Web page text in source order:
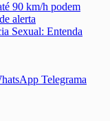
90 km/h podem
alerta
Sexual: Entenda
Telegrama